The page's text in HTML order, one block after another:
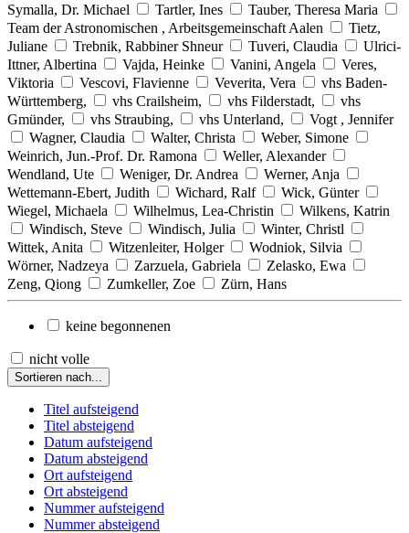
Symalla, Dr. Michael
Tartler, Ines
Tauber, Theresa Maria
Team der Astronomischen , Arbeitsgemeinschaft Aalen
Tietz,
Juliane
Trebnik, Rabbiner Shneur Tuveri, Claudia
Ulrici-
Ittner, Albertina
Vajda, Heinke Vanini, Angela
Veres,
Viktoria
Vescovi, Flavienne Veverita, Vera
vhs Baden-
Württemberg,
vhs Crailsheim, vhs Filderstadt,
vhs
Gmünder,
vhs Straubing, vhs Unterland,
Vogt , Jennifer
Wagner, Claudia
Walter, Christa
Weber, Simone
Weinrich, Jun.-Prof. Dr. Ramona
Weller, Alexander
Wendland, Ute
Weniger, Dr. Andrea
Werner, Anja
Wettemann-Ebert, Judith
Wichard, Ralf
Wick, Günter
Wiegel, Michaela
Wilhelmus, Lea-Christin
Wilkens, Katrin
Windisch, Steve
Windisch, Julia
Winter, Christl
Wittek, Anita
Witzenleiter, Holger
Wodniok, Silvia
Wörner, Nadzeya
Zarzuela, Gabriela
Zelasko, Ewa
Zeng, Qiong
Zumkeller, Zoe Zürn, Hans
keine begonnenen
nicht volle
Sortieren nach...
Titel aufsteigend
Titel absteigend
Datum aufsteigend
Datum absteigend
Ort aufsteigend
Ort absteigend
Nummer aufsteigend
Nummer absteigend